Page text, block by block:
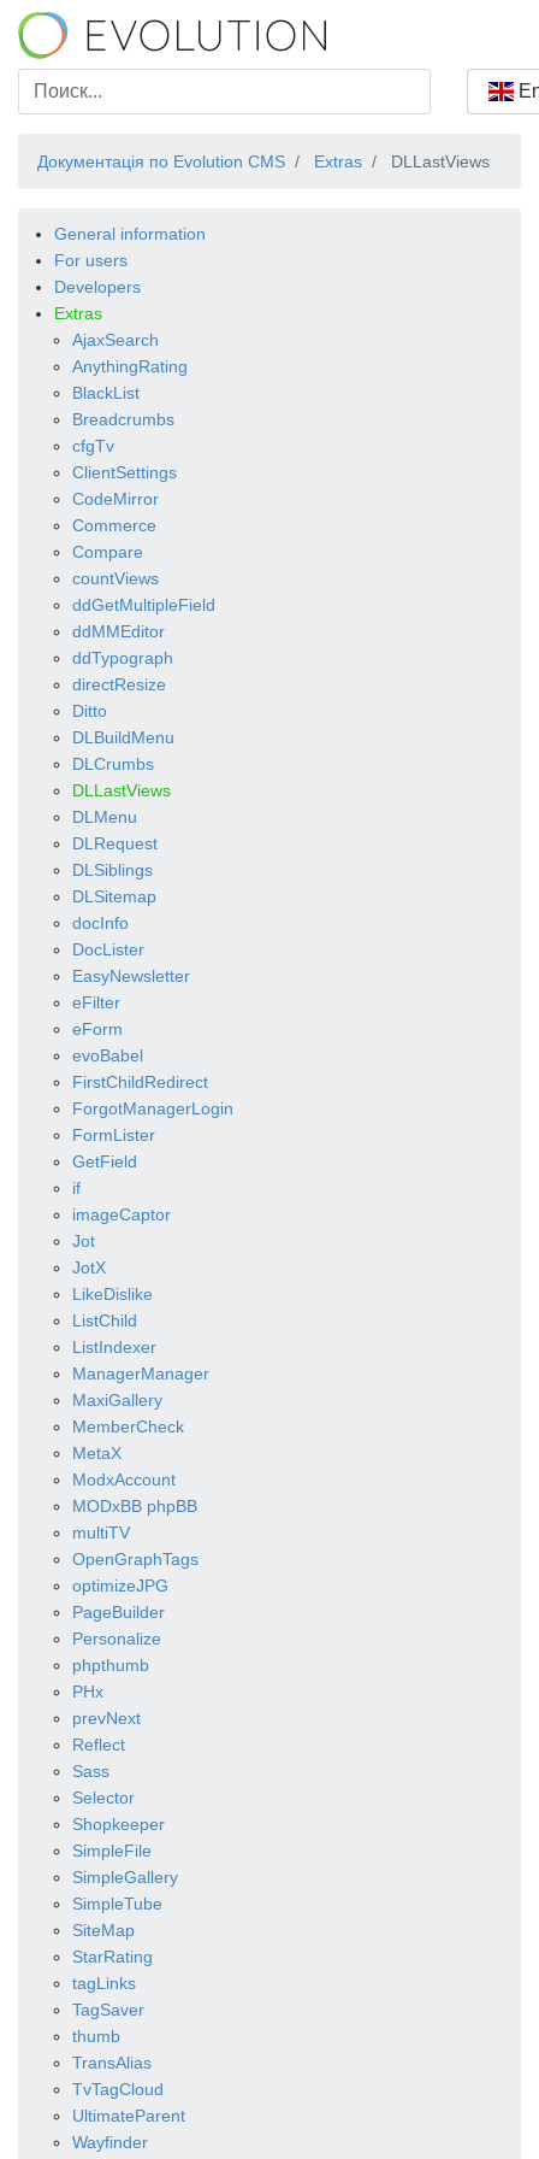
Документація по Evolution CMS Extras DLLastViews
General information
For users
Developers
Extras
AjaxSearch
AnythingRating
BlackList
Breadcrumbs
cfgTv
ClientSettings
CodeMirror
Commerce
Compare
countViews
ddGetMultipleField
ddMMEditor
ddTypograph
directResize
Ditto
DLBuildMenu
DLCrumbs
DLLastViews
DLMenu
DLRequest
DLSiblings
DLSitemap
docInfo
DocLister
EasyNewsletter
eFilter
eForm
evoBabel
FirstChildRedirect
ForgotManagerLogin
FormLister
GetField
if
imageCaptor
Jot
JotX
LikeDislike
ListChild
ListIndexer
ManagerManager
MaxiGallery
MemberCheck
MetaX
ModxAccount
MODxBB phpBB
multiTV
OpenGraphTags
optimizeJPG
PageBuilder
Personalize
phpthumb
PHx
prevNext
Reflect
Sass
Selector
Shopkeeper
SimpleFile
SimpleGallery
SimpleTube
SiteMap
StarRating
tagLinks
TagSaver
thumb
TransAlias
TvTagCloud
UltimateParent
Wayfinder